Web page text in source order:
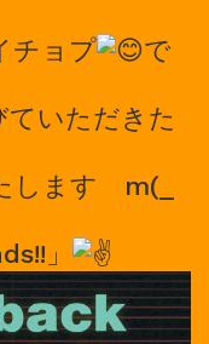
チョプ
で
ていただきた
します m(_
」